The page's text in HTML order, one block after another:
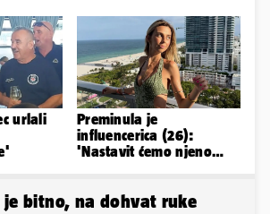
urlali
Preminula je
influencerica (26):
'Nastavit ćemo njeno
je bitno, na dohvat ruke